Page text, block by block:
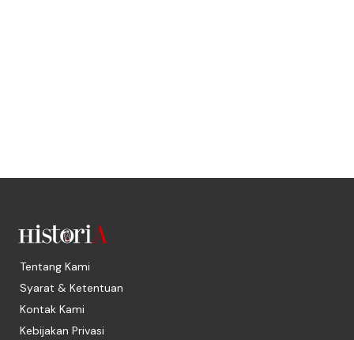
Tentang Kami
Syarat & Ketentuan
Kontak Kami
Kebijakan Privasi